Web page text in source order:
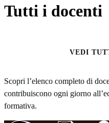
Tutti i docenti
VEDI
Scopri l’elenco completo di
contribuiscono ogni giorno
formativa.